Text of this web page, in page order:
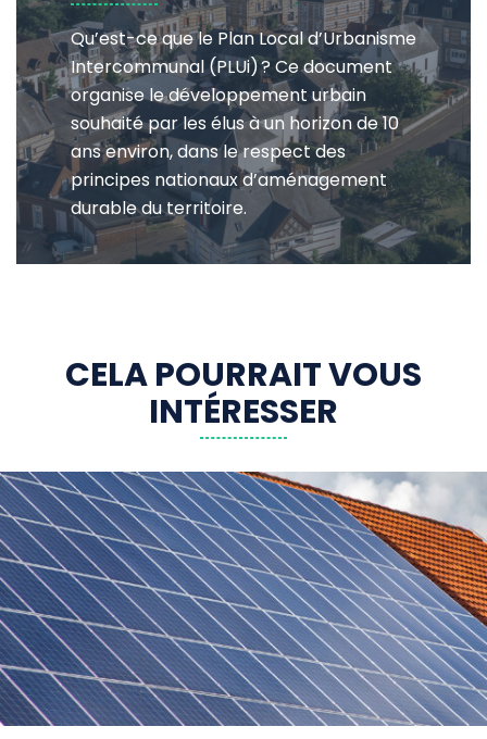
Qu’est-ce que le Plan Local d’Urbanisme
Intercommunal (PLUi) ? Ce document
organise le développement urbain
souhaité par les élus à un horizon de 10
ans environ, dans le respect des
principes nationaux d’aménagement
durable du territoire.
CELA POURRAIT VOUS
INTÉRESSER